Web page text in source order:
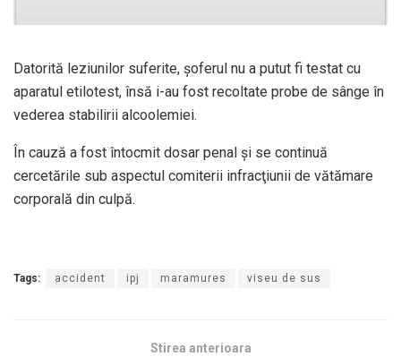
Datorită leziunilor suferite, şoferul nu a putut fi testat cu
aparatul etilotest, însă i-au fost recoltate probe de sânge în
vederea stabilirii alcoolemiei.
În cauză a fost întocmit dosar penal şi se continuă
cercetările sub aspectul comiterii infracţiunii de vătămare
corporală din culpă.
Tags: accident ipj maramures viseu de sus
Stirea anterioara